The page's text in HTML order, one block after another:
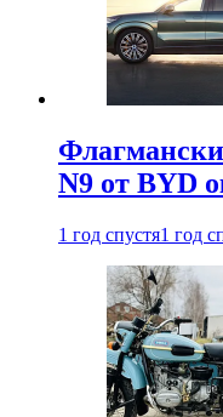
N9 от BYD
1 год спустя1 год